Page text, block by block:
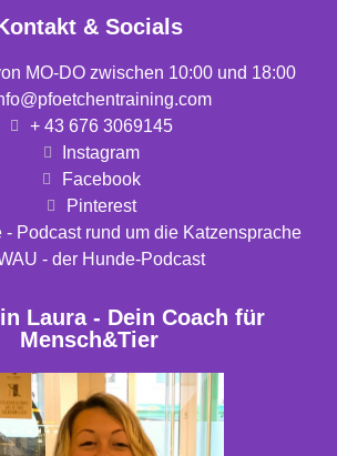
& Socials
MO-DO zwischen 10:00 und 18:00
+ 43 676 3069145
Instagram
Facebook
Pinterest
- Podcast rund um die Katzensprache
- der Hunde-Podcast
Laura - Dein Coach für
Mensch&Tier